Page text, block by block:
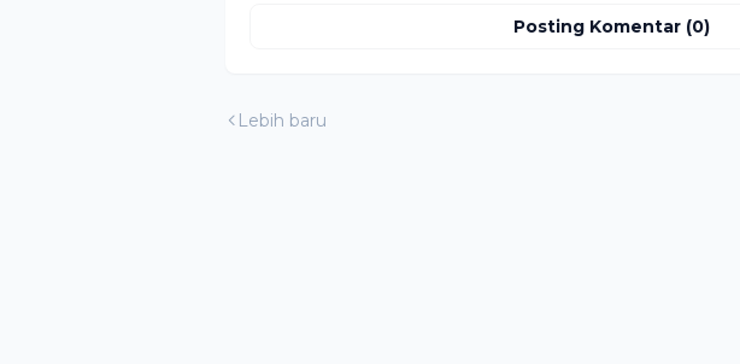
Posting Komentar (0)
Lebih baru